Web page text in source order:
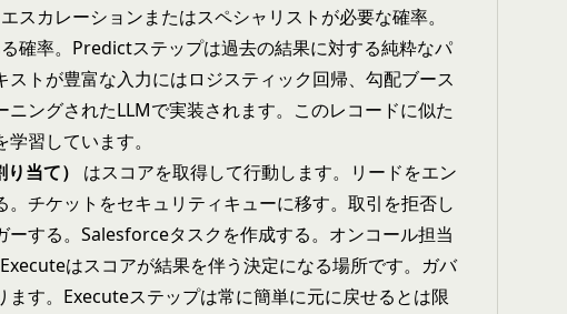
スカレーションまたはスペシャリストが必要な確率。
確率。Predictステップは過去の結果に対する純粋なパ
ストが豊富な入力にはロジスティック回帰、勾配ブース
ニングされたLLMで実装されます。このレコードに似た
習しています。
当て）
はスコアを取得して行動します。リードをエン
。チケットをセキュリティキューに移す。取引を拒否し
ーする。Salesforceタスクを作成する。オンコール担当
はスコアが結果を伴う決定になる場所です。ガバ
す。Executeステップは常に簡単に元に戻せるとは限